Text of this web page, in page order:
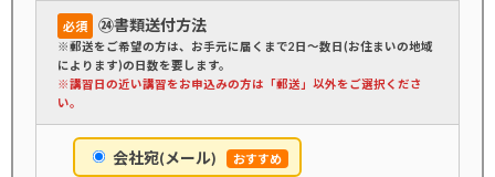
必須 ㉔書類送付方法
※郵送をご希望の方は、お手元に届くまで2日～数日(お住まいの地域
によります)の日数を要します。
※講習日の近い講習をお申込みの方は「郵送」以外をご選択くださ
い。
会社宛(メール)